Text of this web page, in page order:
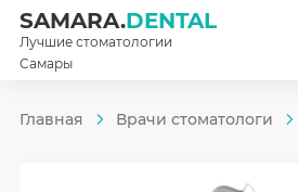
SAMARA.DENTAL
Лучшие стоматологии
Самары
Главная Врачи стоматологи